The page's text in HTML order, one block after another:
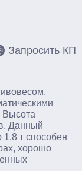
Запросить КП
Высота
Данный
1,8 т способен
хорошо